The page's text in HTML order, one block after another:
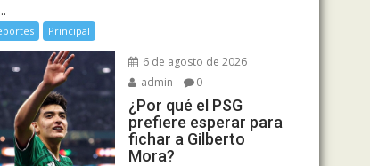
Principal
6 de agosto de 2026
admin
0
¿Por qué el PSG
prefiere esperar para
fichar a Gilberto
Mora?